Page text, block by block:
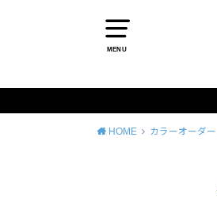
MENU
HOME カラーオーダー